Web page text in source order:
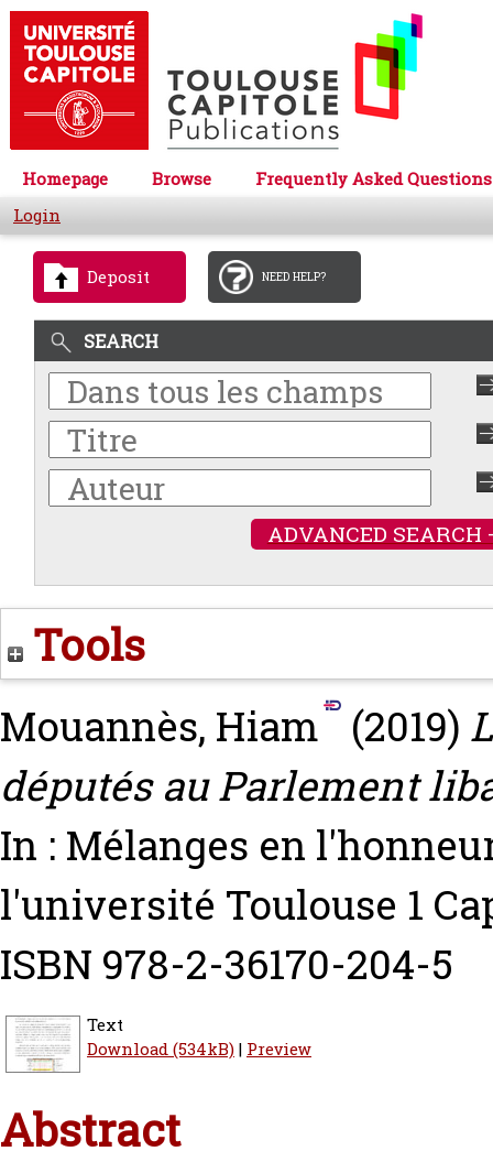
Homepage Browse
Frequently Asked Questions
Login
Deposit NEED HELP?
SEARCH
ADVANCED SEARCH
Tools
Mouannès, Hiam (2019)
députés au Parlement
In : Mélanges en
l'université Toulouse 1
ISBN 978-2-36170-204-5
Text
Download (534kB)| Preview
Abstract